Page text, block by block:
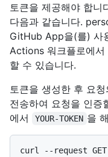
토큰을 제공해야 합니
다음과 같습니다.
GitHub App을(를) 사
Actions 워크플로에서
할 수 있습니다.
토큰을 생성한 후 요청
전송하여 요청을 인증
에서
YOUR-TOKEN 을
curl --request